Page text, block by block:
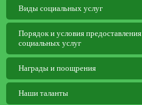
Виды социальных услуг
Порядок и условия предоставления
социальных услуг
Награды и поощрения
Наши таланты